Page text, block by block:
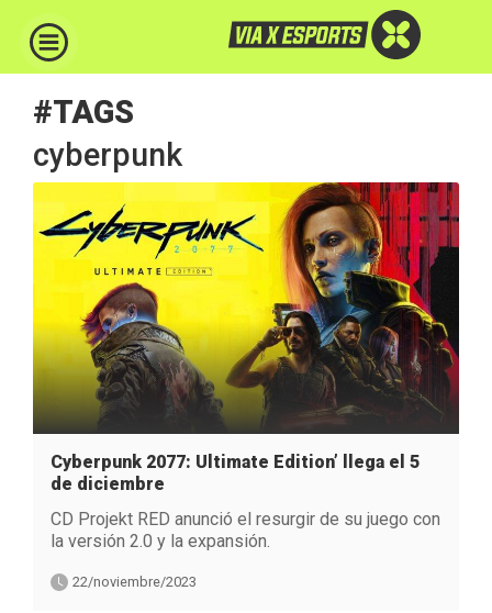
#TAGS
cyberpunk
Cyberpunk 2077: Ultimate Edition’ llega el 5
de diciembre
CD Projekt RED anunció el resurgir de su juego con
la versión 2.0 y la expansión.
22/noviembre/2023